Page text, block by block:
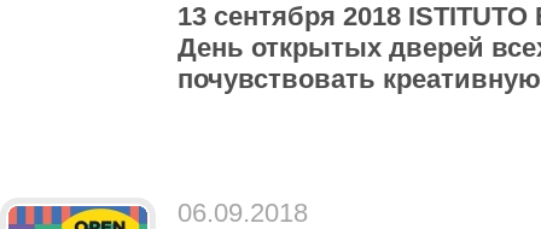
13 сентября 2018
День открытых дверей
почувствовать
06.09.2018